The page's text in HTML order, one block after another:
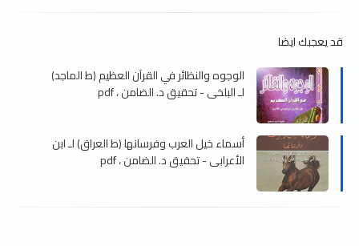
قد يعجبك ايضا
الوجوه والنظائر في القرآن العظيم (ط الماجد)
لـ البلخي - تحقيق د. الضامن ، pdf
أسماء خيل العرب وفرسانها (ط العراق) لـ ابن
الأعرابي - تحقيق د. الضامن ، pdf